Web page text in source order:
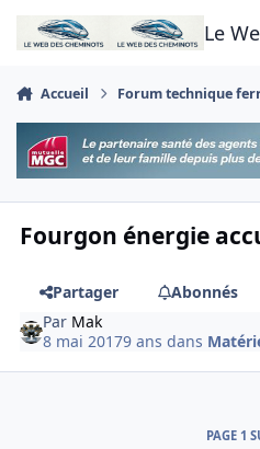
Aller au contenu
Le
Accueil Forum technique
Fourgon énergie
Partager
Abonnés
Par Mak
8 mai 20179 ans dans
PAGE 1